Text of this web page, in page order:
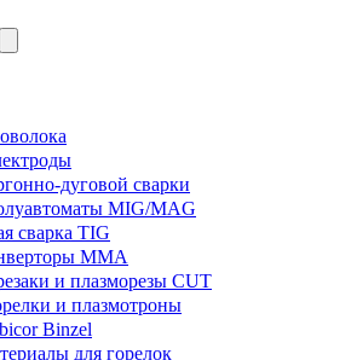
дуговой сварки
MIG/MAG
сварка TIG
MMA
и плазморезы CUT
и плазмотроны
Binzel
для горелок